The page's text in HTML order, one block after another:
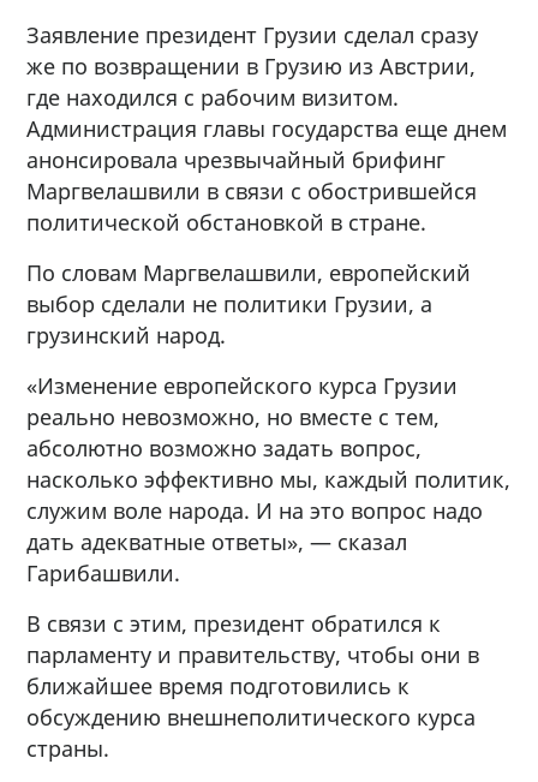
Заявление президент Грузии сделал сразу
же по возвращении в Грузию из Австрии,
где находился с рабочим визитом.
Администрация главы государства еще днем
анонсировала чрезвычайный брифинг
Маргвелашвили в связи с обострившейся
политической обстановкой в стране.
По словам Маргвелашвили, европейский
выбор сделали не политики Грузии, а
грузинский народ.
«Изменение европейского курса Грузии
реально невозможно, но вместе с тем,
абсолютно возможно задать вопрос,
насколько эффективно мы, каждый политик,
служим воле народа. И на это вопрос надо
дать адекватные ответы», — сказал
Гарибашвили.
В связи с этим, президент обратился к
парламенту и правительству, чтобы они в
ближайшее время подготовились к
обсуждению внешнеполитического курса
страны.